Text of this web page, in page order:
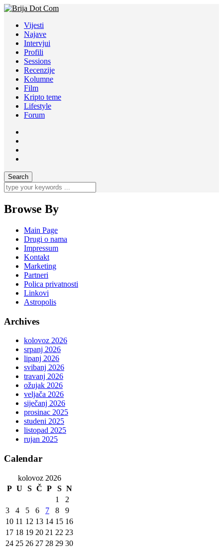
Vijesti
Najave
Intervjui
Profili
Sessions
Recenzije
Kolumne
Film
Kripto teme
Lifestyle
Forum
Browse By
Main Page
Drugi o nama
Impressum
Kontakt
Marketing
Partneri
Polica privatnosti
Linkovi
Astropolis
Archives
kolovoz 2026
srpanj 2026
lipanj 2026
svibanj 2026
travanj 2026
ožujak 2026
veljača 2026
siječanj 2026
prosinac 2025
studeni 2025
listopad 2025
rujan 2025
Calendar
kolovoz 2026
P U S Č P S N
1
2
3
4 5 6 7 8
9
10 11 12 13 14 15 16
17 18 19 20 21 22 23
24 25 26 27 28 29 30